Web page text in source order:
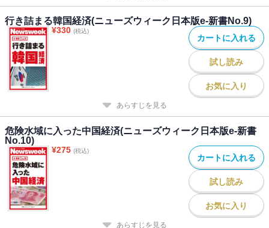
行き詰まる韓国経済(ニューズウィーク日本版e-新書No.9)
¥330 (税込)
カートに入れる
試し読み
お気に入り
あらすじを見る
危険水域に入った中国経済(ニューズウィーク日本版e-新書
No.10)
¥275 (税込)
カートに入れる
試し読み
お気に入り
あらすじを見る